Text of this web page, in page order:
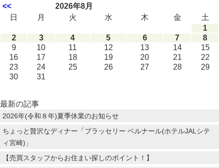
<<
2026年8月
日
月 火 水 木 金
土
1
2
3 4 5 6 7
8
9
10 11 12 13 14
15
16
17 18 19 20 21
22
23
24 25 26 27 28
29
30
31
最新の記事
2026年(令和８年)夏季休業のお知らせ
ちょっと贅沢なディナー「ブラッセリー ベルナール(ホテルJALシテ
ィ宮崎)」
【売買スタッフからお住まい探しのポイント！】